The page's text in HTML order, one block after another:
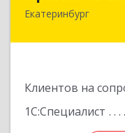
Екатеринбург
Клиентов на
1С:Специалист
620142,